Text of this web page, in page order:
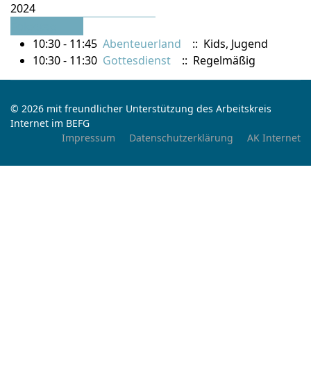
2024
10:30 - 11:45 Abenteuerland
:: Kids, Jugend
10:30 - 11:30 Gottesdienst :: Regelmäßig
© 2026 mit freundlicher Unterstützung des Arbeitskreis
Internet im BEFG
Impressum
Datenschutzerklärung AK Internet